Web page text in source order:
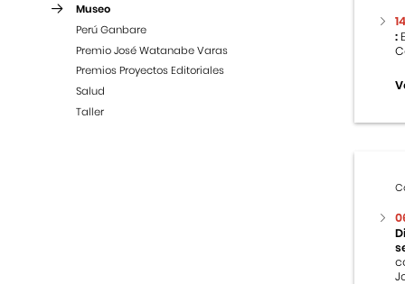
Museo
Perú Ganbare
Premio José Watanabe Varas
Premios Proyectos Editoriales
Salud
Taller
: